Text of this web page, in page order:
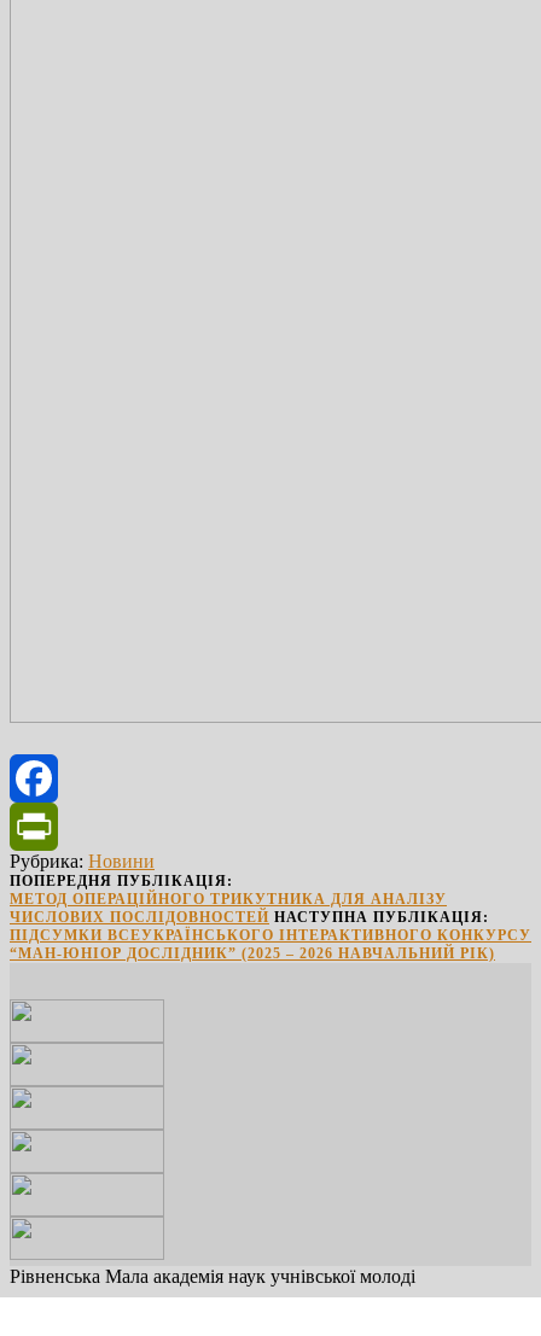
Facebook
PrintFriendly
Рубрика: Новини
ПОПЕРЕДНЯ ПУБЛІКАЦІЯ:
МЕТОД ОПЕРАЦІЙНОГО ТРИКУТНИКА ДЛЯ АНАЛІЗУ
ЧИСЛОВИХ ПОСЛІДОВНОСТЕЙ НАСТУПНА ПУБЛІКАЦІЯ:
ПІДСУМКИ ВСЕУКРАЇНСЬКОГО ІНТЕРАКТИВНОГО КОНКУРСУ
“МАН-ЮНІОР ДОСЛІДНИК” (2025 – 2026 НАВЧАЛЬНИЙ РІК)
Рівненська Мала академія наук учнівської молоді